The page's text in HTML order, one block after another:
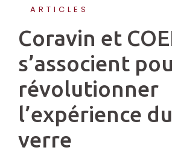
ARTICLES
Coravin et
s’associent
révolutionner
l’expérience
verre